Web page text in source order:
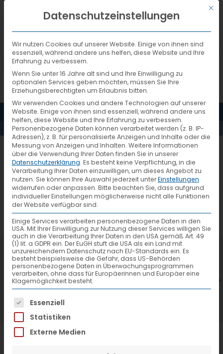
DEUTSCH
MENÜ
AKTUELLES
876_6_Auf-Spurensuche
7. Juli 2026
VTL hat neuen Aufsichtsrat gewählt
Mit
Datenschutzeinstellungen
Wir nutzen Cookies auf unserer Website. Einige von ihnen sind
essenziell, während andere uns helfen, diese Website und Ihre
Erfahrung zu verbessern.
Wenn Sie unter 16 Jahre alt sind und Ihre Einwilligung zu
optionalen Services geben möchten, müssen Sie Ihre
Erziehungsberechtigten um Erlaubnis bitten.
Wir verwenden Cookies und andere Technologien auf unserer
Website. Einige von ihnen sind essenziell, während andere uns
helfen, diese Website und Ihre Erfahrung zu verbessern.
Personenbezogene Daten können verarbeitet werden (z. B. IP-
Adressen), z. B. für personalisierte Anzeigen und Inhalte oder die
Messung von Anzeigen und Inhalten. Weitere Informationen
über die Verwendung Ihrer Daten finden Sie in unserer
Datenschutzerklärung. Es besteht keine Verpflichtung, in die
Verarbeitung Ihrer Daten einzuwilligen, um dieses Angebot zu
nutzen. Sie können Ihre Auswahl jederzeit unterEinstellungen
widerrufen oder anpassen. Bitte beachten Sie, dass aufgrund
individueller Einstellungen möglicherweise nicht alle Funktionen
der Website verfügbar sind.
Einige Services verarbeiten personenbezogene Daten in den
USA. Mit Ihrer Einwilligung zur Nutzung dieser Services willigen Sie
auch in die Verarbeitung Ihrer Daten in den USA gemäß Art. 49
(1) lit. a GDPR ein. Der EuGH stuft die USA als ein Land mit
unzureichendem Datenschutz nach EU-Standards ein. Es
besteht beispielsweise die Gefahr, dass US-Behörden
personenbezogene Daten in Überwachungsprogrammen
verarbeiten, ohne dass für Europäerinnen und Europäer eine
Klagemöglichkeit besteht.
Es folgt eine Liste der Service-Gruppen,
Essenziell
Statistiken
Externe Medien